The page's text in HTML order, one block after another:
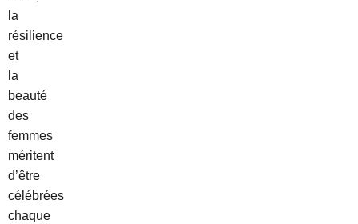
la
résilience
et
la
beauté
des
femmes
méritent
d’être
célébrées
chaque